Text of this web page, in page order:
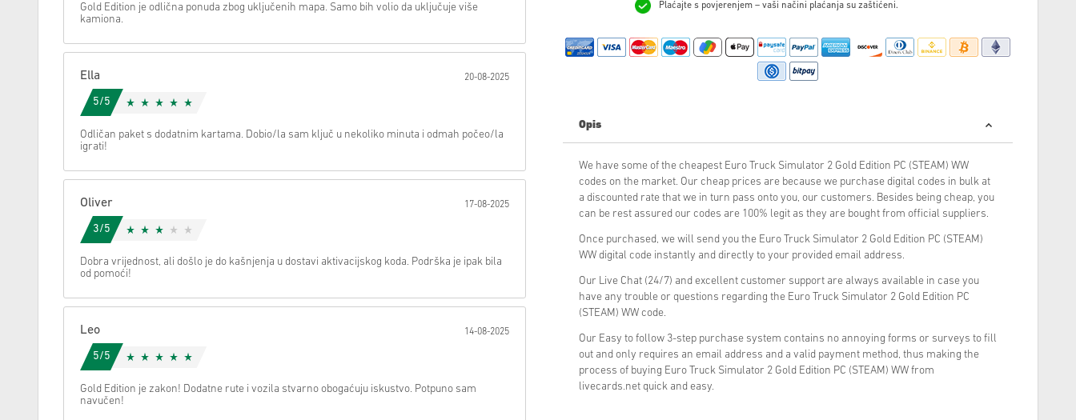
Možemo li vam pomoći oko nečega?
Gold Edition je odlična ponuda zbog uključenih mapa. Samo bih volio da uključuje više
kamiona.
Ella 20-08-2025
5/5
Odličan paket s dodatnim kartama. Dobio/la sam ključ u nekoliko minuta i odmah počeo/la
igrati!
Oliver 17-08-2025
3/5
Dobra vrijednost, ali došlo je do kašnjenja u dostavi aktivacijskog koda. Podrška je ipak bila
od pomoći!
Leo 14-08-2025
5/5
Gold Edition je zakon! Dodatne rute i vozila stvarno obogaćuju iskustvo. Potpuno sam
navučen!
Plaćajte s povjerenjem – vaši načini plaćanja su zaštićeni.
Opis
We have some of the cheapest Euro Truck Simulator 2 Gold Edition PC (STEAM) WW
codes on the market. Our cheap prices are because we purchase digital codes in bulk at
a discounted rate that we in turn pass onto you, our customers. Besides being cheap, you
can be rest assured our codes are 100% legit as they are bought from official suppliers.
Once purchased, we will send you the Euro Truck Simulator 2 Gold Edition PC (STEAM)
WW digital code instantly and directly to your provided email address.
Our Live Chat (24/7) and excellent customer support are always available in case you
have any trouble or questions regarding the Euro Truck Simulator 2 Gold Edition PC
(STEAM) WW code.
Our Easy to follow 3-step purchase system contains no annoying forms or surveys to fill
out and only requires an email address and a valid payment method, thus making the
process of buying Euro Truck Simulator 2 Gold Edition PC (STEAM) WW from
livecards.net quick and easy.